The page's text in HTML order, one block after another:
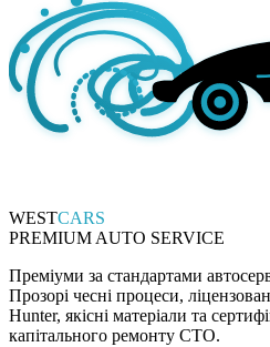
WESTCARS
PREMIUM AUTO SERVICE
Преміуми за стандартами
Прозорі чесні процеси,
Hunter, якісні матеріали та
капітального ремонту СТО.